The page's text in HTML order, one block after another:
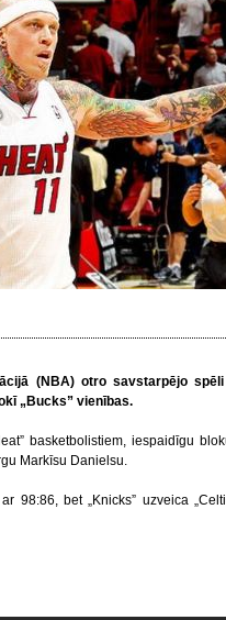
(NBA) otro savstarpējo spēli
„Bucks” vienības.
basketbolistiem, iespaidīgu
Markīsu Danielsu.
98:86, bet „Knicks” uzveica